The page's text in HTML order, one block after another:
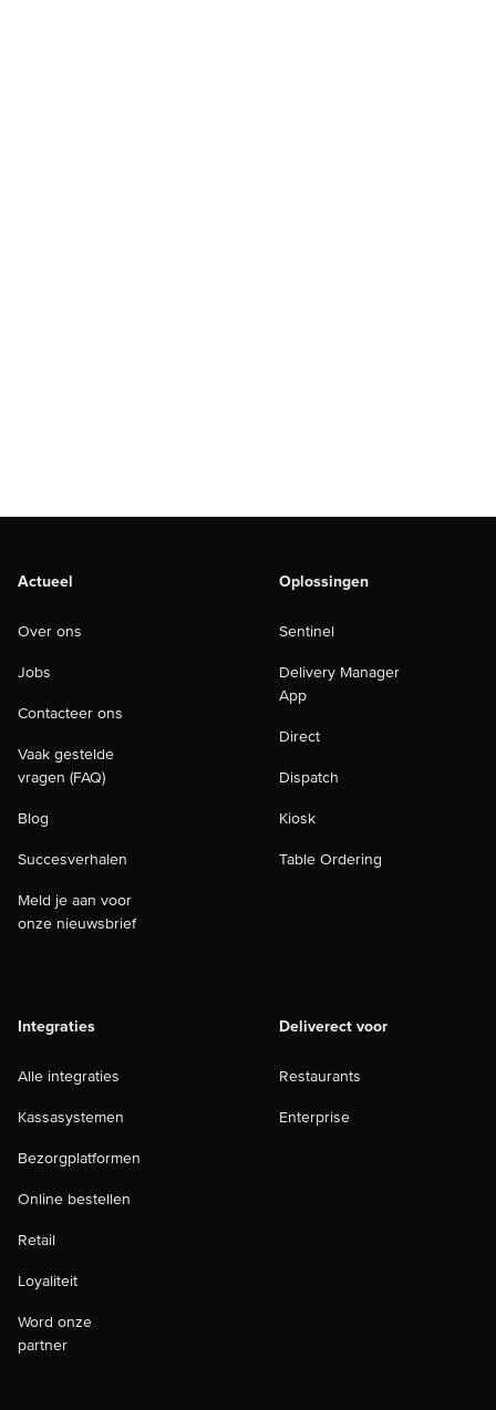
Actueel
Over ons
Jobs
Contacteer ons
Vaak gestelde
vragen (FAQ)
Blog
Succesverhalen
Meld je aan voor
onze nieuwsbrief
Oplossingen
Sentinel
Delivery Manager
App
Direct
Dispatch
Kiosk
Table Ordering
Integraties
Alle integraties
Kassasystemen
Bezorgplatformen
Online bestellen
Retail
Loyaliteit
Word onze
partner
Deliverect voor
Restaurants
Enterprise